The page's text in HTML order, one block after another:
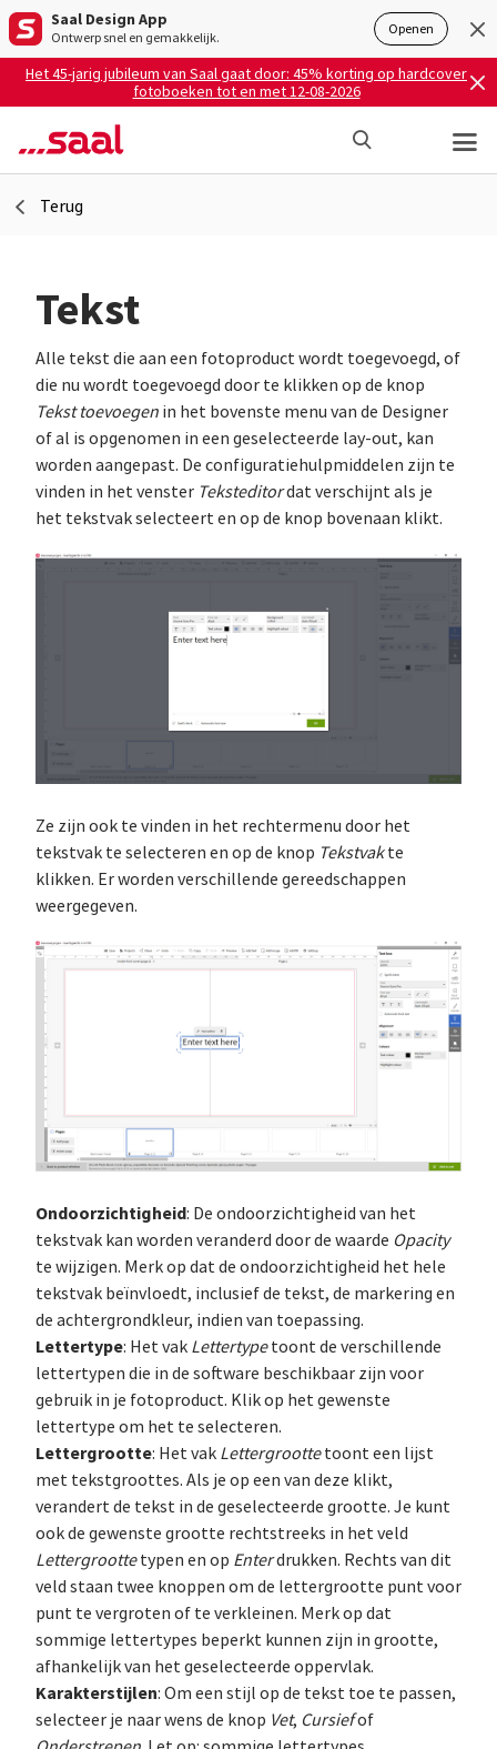
Saal Design App
Ontwerp snel en gemakkelijk. Openen
Het 45-jarig jubileum van Saal gaat door: 45% korting op hardcover
fotoboeken tot en met 12-08-2026
Terug
Tekst
Alle tekst die aan een fotoproduct wordt toegevoegd, of
die nu wordt toegevoegd door te klikken op de knop
Tekst toevoegen in het bovenste menu van de Designer
of al is opgenomen in een geselecteerde lay-out, kan
worden aangepast. De configuratiehulpmiddelen zijn te
vinden in het venster Teksteditordat verschijnt als je
het tekstvak selecteert en op de knop bovenaan klikt.
Ze zijn ook te vinden in het rechtermenu door het
tekstvak te selecteren en op de knop Tekstvakte
klikken. Er worden verschillende gereedschappen
weergegeven.
Ondoorzichtigheid: De ondoorzichtigheid van het
tekstvak kan worden veranderd door de waarde Opacity
te wijzigen. Merk op dat de ondoorzichtigheid het hele
tekstvak beïnvloedt, inclusief de tekst, de markering en
de achtergrondkleur, indien van toepassing.
Lettertype: Het vak Lettertypetoont de verschillende
lettertypen die in de software beschikbaar zijn voor
gebruik in je fotoproduct. Klik op het gewenste
lettertype om het te selecteren.
Lettergrootte: Het vak Lettergroottetoont een lijst
met tekstgroottes. Als je op een van deze klikt,
verandert de tekst in de geselecteerde grootte. Je kunt
ook de gewenste grootte rechtstreeks in het veld
Lettergroottetypen en op Enterdrukken. Rechts van dit
veld staan twee knoppen om de lettergrootte punt voor
punt te vergroten of te verkleinen. Merk op dat
sommige lettertypes beperkt kunnen zijn in grootte,
afhankelijk van het geselecteerde oppervlak.
Karakterstijlen: Om een stijl op de tekst toe te passen,
selecteer je naar wens de knop Vet, Cursiefof